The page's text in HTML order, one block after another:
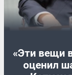
«Эти вещи
оценил